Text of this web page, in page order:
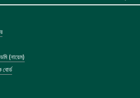
(নায়েম)
বোর্ড